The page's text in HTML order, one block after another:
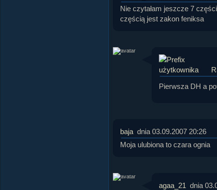
Nie czytałam jeszcze 7
częścią jest zakon feniksa
Pierwsza DH a
baja dnia 03.09.2007 20:26
Moja ulubiona to czara ognia
agaa_21 dnia